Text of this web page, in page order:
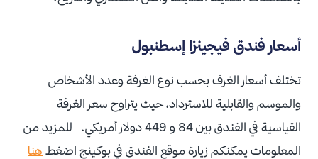
أسعار فندق فيجينزا إسطنبول
تختلف أسعار الغرف بحسب نوع الغرفة وعدد الأشخاص
والموسم والقابلية للاسترداد، حيث يتراوح سعر الغرفة
القياسية في الفندق بين 84 و 449 دولار أمريكي. للمزيد من
المعلومات يمكنكم زيارة موقع الفندق في بوكينج اضغط هنا